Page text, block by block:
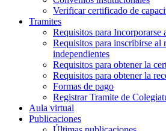
Verificar certificado de
Tramites
Requisitos para Incorporarse
Requisitos para inscribirse al
independientes
Requisitos para obtener la
Requisitos para obtener la
Formas de pago
Registrar Tramite de
Aula virtual
Publicaciones